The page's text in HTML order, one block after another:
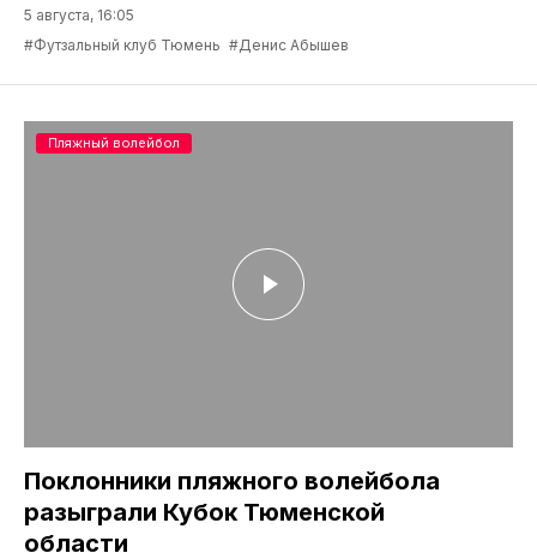
5 августа, 16:05
#Футзальный клуб Тюмень #Денис Абышев
Поклонники пляжного волейбола
разыграли Кубок Тюменской
области
Пляжный волейбол